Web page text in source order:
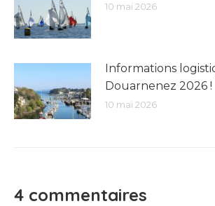
10 mai 2026
Informations
Douarnenez 2026 !
10 mai 2026
4 commentaires